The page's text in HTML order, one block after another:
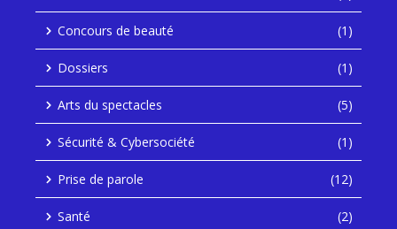
Concours de beauté (1)
Dossiers (1)
Arts du spectacles (5)
Sécurité & Cybersociété (1)
Prise de parole (12)
Santé (2)